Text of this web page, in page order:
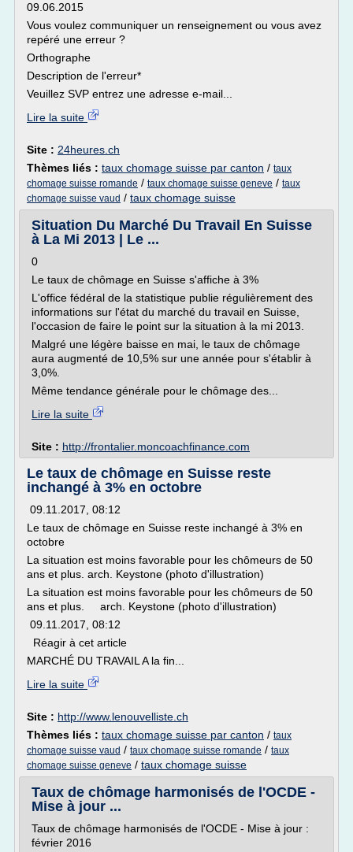
09.06.2015
Vous voulez communiquer un renseignement ou vous avez
repéré une erreur ?
Orthographe
Description de l'erreur*
Veuillez SVP entrez une adresse e-mail...
Lire la suite
Site : 24heures.ch
Thèmes liés : taux chomage suisse par canton / taux
chomage suisse romande / taux chomage suisse geneve / taux
chomage suisse vaud / taux chomage suisse
Situation Du Marché Du Travail En Suisse
à La Mi 2013 | Le ...
0
Le taux de chômage en Suisse s'affiche à 3%
L'office fédéral de la statistique publie régulièrement des
informations sur l'état du marché du travail en Suisse,
l'occasion de faire le point sur la situation à la mi 2013.
Malgré une légère baisse en mai, le taux de chômage
aura augmenté de 10,5% sur une année pour s'établir à
3,0%.
Même tendance générale pour le chômage des...
Lire la suite
Site : http://frontalier.moncoachfinance.com
Le taux de chômage en Suisse reste
inchangé à 3% en octobre
09.11.2017, 08:12
Le taux de chômage en Suisse reste inchangé à 3% en
octobre
La situation est moins favorable pour les chômeurs de 50
ans et plus. arch. Keystone (photo d'illustration)
La situation est moins favorable pour les chômeurs de 50
ans et plus. arch. Keystone (photo d'illustration)
09.11.2017, 08:12
Réagir à cet article
MARCHÉ DU TRAVAIL A la fin...
Lire la suite
Site : http://www.lenouvelliste.ch
Thèmes liés : taux chomage suisse par canton / taux
chomage suisse vaud / taux chomage suisse romande / taux
chomage suisse geneve / taux chomage suisse
Taux de chômage harmonisés de l'OCDE -
Mise à jour ...
Taux de chômage harmonisés de l'OCDE - Mise à jour :
février 2016